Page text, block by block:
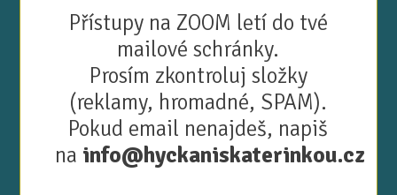
Přístupy na ZOOM letí do tvé
mailové schránky.
Prosím zkontroluj složky
(reklamy, hromadné, SPAM).
Pokud email nenajdeš, napiš
na info@hyckaniskaterinkou.cz